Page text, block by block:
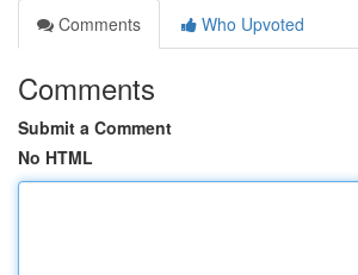
Comments
Who Upvoted
Comments
Submit a Comment
No HTML